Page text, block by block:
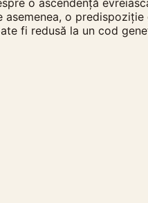
o
fi redusă la un cod